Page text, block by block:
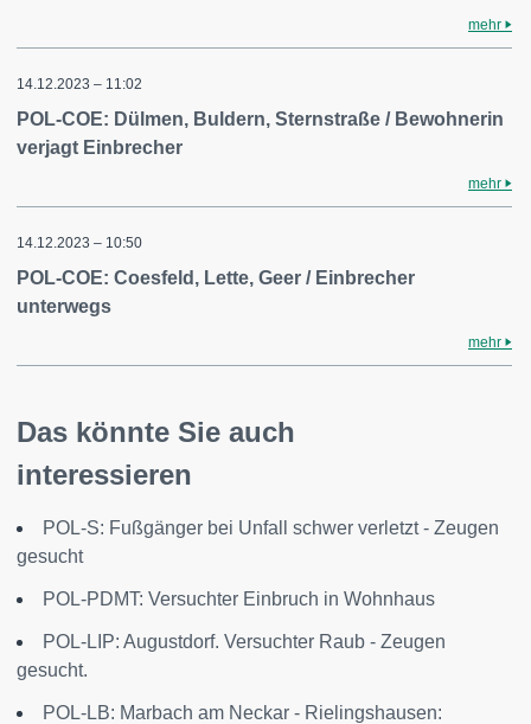
mehr
14.12.2023 – 11:02
POL-COE: Dülmen, Buldern, Sternstraße / Bewohnerin
verjagt Einbrecher
mehr
14.12.2023 – 10:50
POL-COE: Coesfeld, Lette, Geer / Einbrecher
unterwegs
mehr
Das könnte Sie auch
interessieren
POL-S: Fußgänger bei Unfall schwer verletzt - Zeugen
gesucht
POL-PDMT: Versuchter Einbruch in Wohnhaus
POL-LIP: Augustdorf. Versuchter Raub - Zeugen
gesucht.
POL-LB: Marbach am Neckar - Rielingshausen: